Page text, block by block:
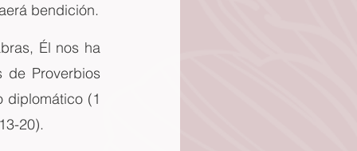
bendición.
Él nos ha
de Proverbios
diplomático (1
20).